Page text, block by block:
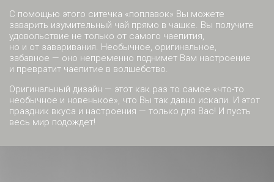
С помощью этого ситечка «поплавок» Вы можете
заварить изумительный чай прямо в чашке. Вы получите
удовольствие не только от самого чаепития,
но и от заваривания. Необычное, оригинальное,
забавное — оно непременно поднимет Вам настроение
и превратит чаепитие в волшебство.
Оригинальный дизайн — этот как раз то самое «что-то
необычное и новенькое», что Вы так давно искали. И этот
праздник вкуса и настроения — только для Вас! И пусть
весь мир подождет!